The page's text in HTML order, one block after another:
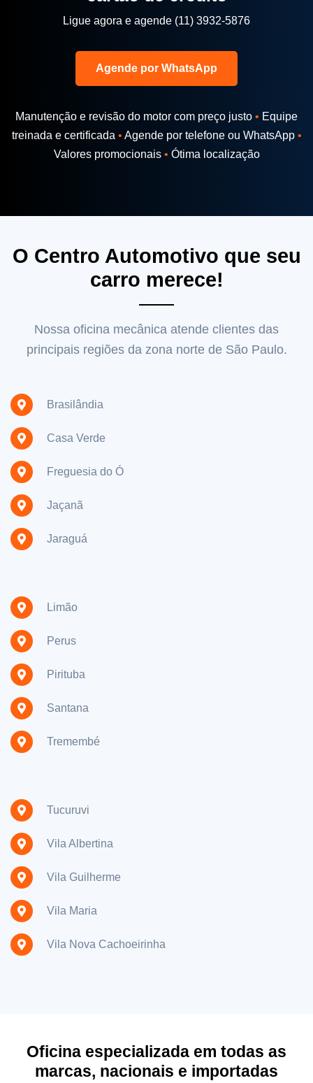
Ligue agora e agende (11) 3932-5876
Agende por WhatsApp
Manutenção e revisão do motor com preço justo • Equipe
treinada e certificada • Agende por telefone ou WhatsApp•
Valores promocionais• Ótima localização
O Centro Automotivo que seu
carro merece!
Nossa oficina mecânica atende clientes das
principais regiões da zona norte de São Paulo.
Brasilândia
Casa Verde
Freguesia do Ó
Jaçanã
Jaraguá
Limão
Perus
Pirituba
Santana
Tremembé
Tucuruvi
Vila Albertina
Vila Guilherme
Vila Maria
Vila Nova Cachoeirinha
Oficina especializada em todas as
marcas, nacionais e importadas